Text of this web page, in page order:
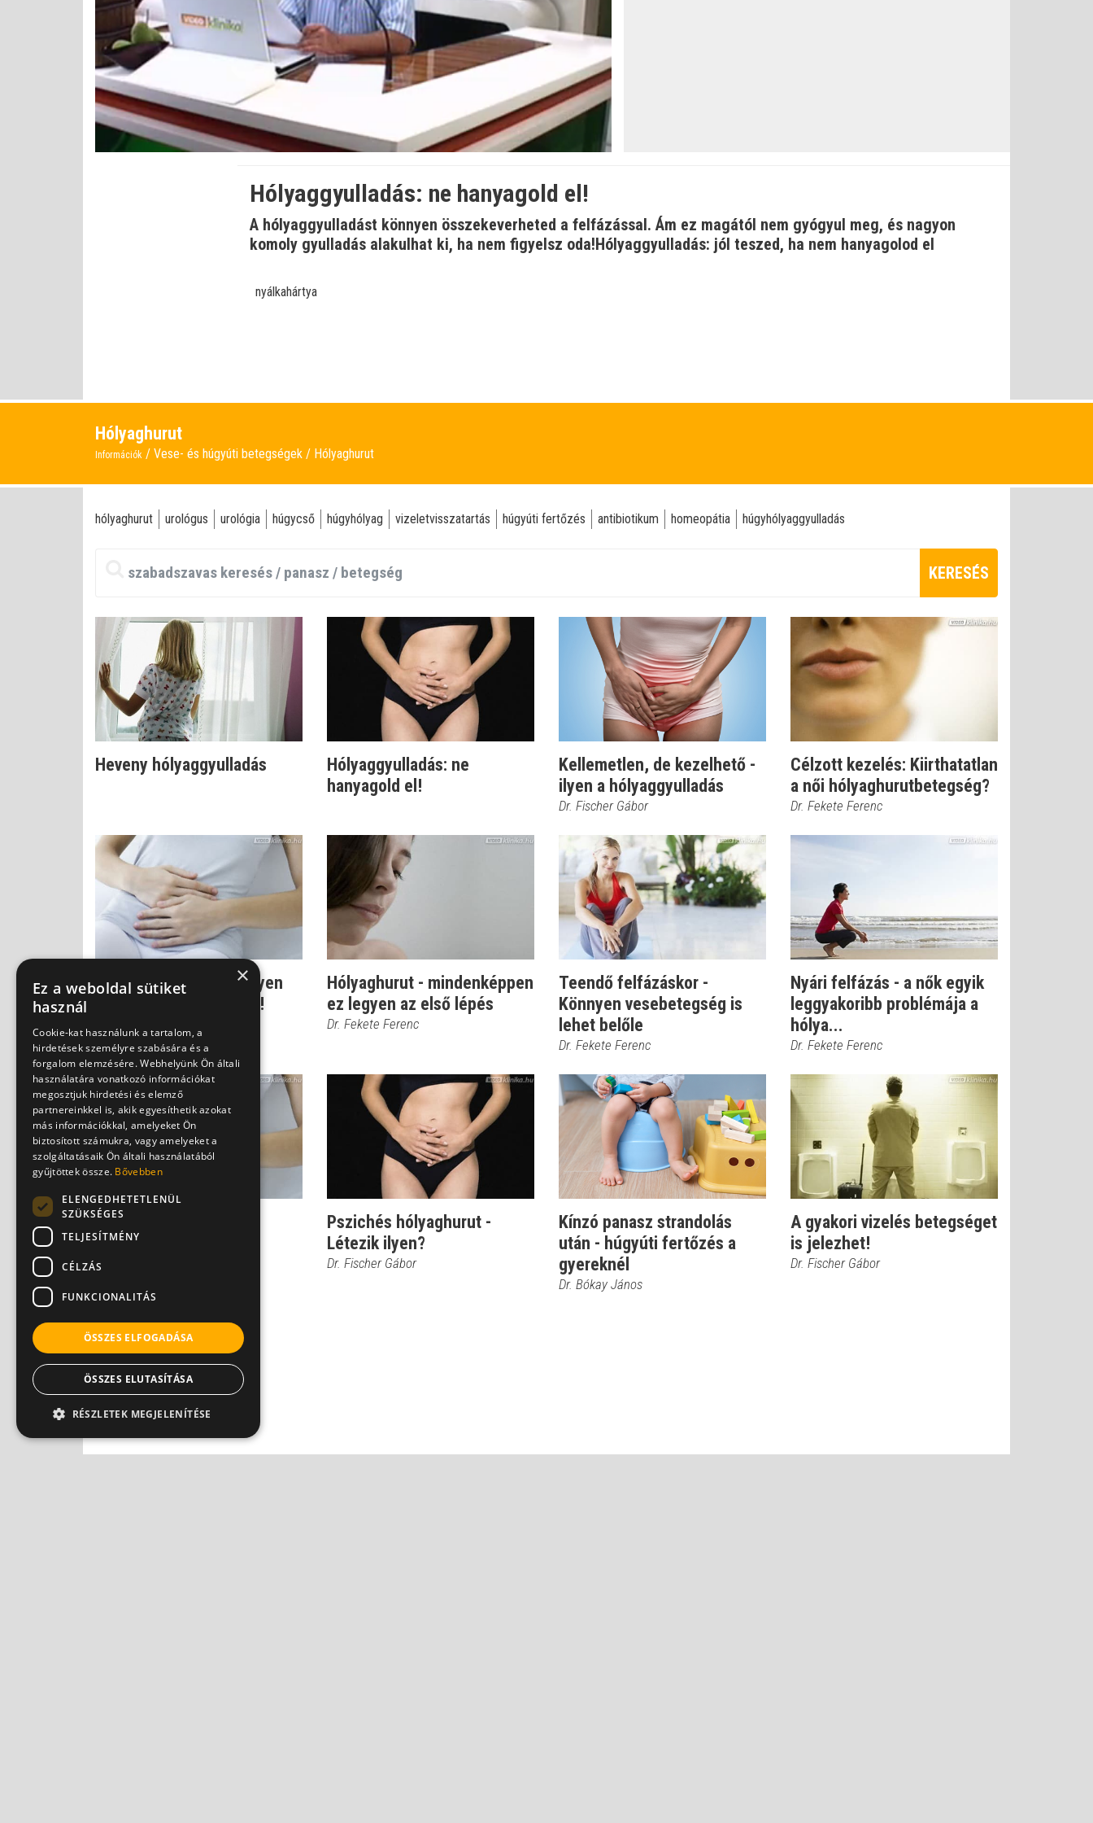
Némítás
kikapcsolva
Betöltve:
0%
Állapot :
0%
Hólyaggyulladás: ne hanyagold el!
A hólyaggyulladást könnyen összekeverheted a felfázással. Ám ez magától nem gyógyul meg, és nagyon
komoly gyulladás alakulhat ki, ha nem figyelsz oda!Hólyaggyulladás: jól teszed, ha nem hanyagolod el
nyálkahártya
Hólyaghurut
Információk Vese- és húgyúti betegségek Hólyaghurut
hólyaghurut urológus urológia húgycső húgyhólyag vizeletvisszatartás húgyúti fertőzés antibiotikum homeopátia húgyhólyaggyulladás
KERESÉS
Heveny hólyaggyulladás
Hólyaggyulladás: ne
hanyagold el!
Kellemetlen, de kezelhető -
ilyen a hólyaggyulladás
Dr. Fischer Gábor
Célzott kezelés: Kiirthatatlan
a női hólyaghurutbetegség?
Dr. Fekete Ferenc
Cseppnyi női baj: könnyen
ráfázhatsz a felfázásra!
Hólyaghurut - mindenképpen
ez legyen az első lépés
Dr. Fekete Ferenc
Teendő felfázáskor -
Könnyen vesebetegség is
lehet belőle
Dr. Fekete Ferenc
Nyári felfázás - a nők egyik
leggyakoribb problémája a
hólya...
Dr. Fekete Ferenc
Hólyaghurut - így lehet
érintett a partner is
Dr. Tisza Tímea
Pszichés hólyaghurut -
Létezik ilyen?
Dr. Fischer Gábor
Kínzó panasz strandolás
után - húgyúti fertőzés a
gyereknél
Dr. Bókay János
A gyakori vizelés betegséget
is jelezhet!
Dr. Fischer Gábor
×
Ez a weboldal sütiket
használ
Cookie-kat használunk a tartalom, a
hirdetések személyre szabására és a
forgalom elemzésére. Webhelyünk Ön általi
használatára vonatkozó információkat
megosztjuk hirdetési és elemző
partnereinkkel is, akik egyesíthetik azokat
más információkkal, amelyeket Ön
biztosított számukra, vagy amelyeket a
szolgáltatásaik Ön általi használatából
gyűjtöttek össze. Bővebben
ELENGEDHETETLENÜL
SZÜKSÉGES
TELJESÍTMÉNY
CÉLZÁS
FUNKCIONALITÁS
ÖSSZES ELFOGADÁSA
ÖSSZES ELUTASÍTÁSA
RÉSZLETEK MEGJELENÍTÉSE